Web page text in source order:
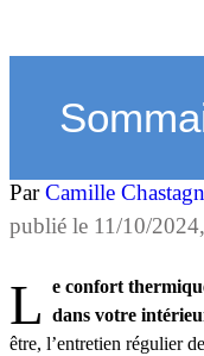
ParCamille
publié le 11/10/2024
Le confort thermique est essentiel pour garantir le bien-être dans votre
être, l’entretien régulier